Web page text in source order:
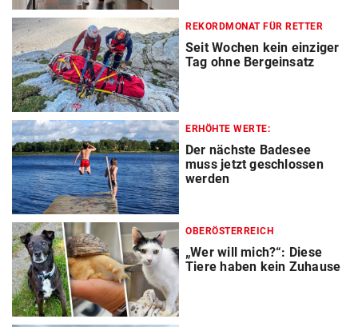
REKORDMONAT FÜR RETTER
Seit Wochen kein einziger
Tag ohne Bergeinsatz
ERHÖHTE WERTE:
Der nächste Badesee
muss jetzt geschlossen
werden
OBERÖSTERREICH
„Wer will mich?“: Diese
Tiere haben kein Zuhause